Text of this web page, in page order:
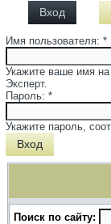
Вход
Имя пользователя:*
Укажите ваше имя
Эксперт.
Пароль:*
Укажите пароль,
Поиск по сайту: